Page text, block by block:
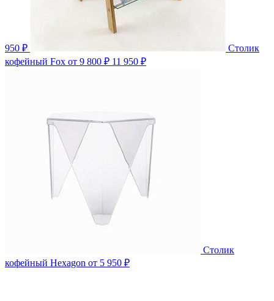
950 ₽
Столик
кофейный Fox от 9 800 ₽ 11 950 ₽
Столик
кофейный Hexagon от 5 950 ₽